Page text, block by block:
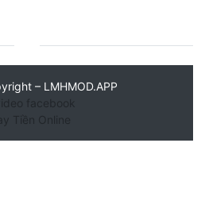
– LMHMOD.APP
facebook
Tiền Online